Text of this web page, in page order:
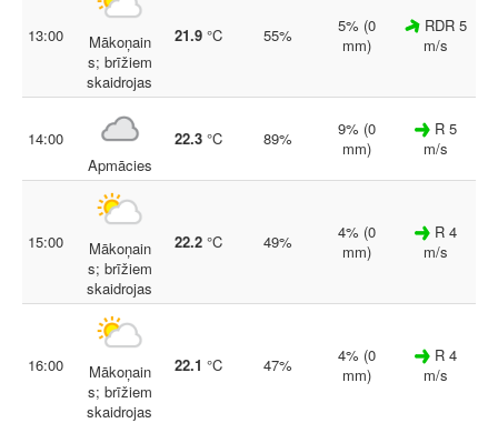
13:00
Mākoņain
s; brīžiem
skaidrojas
21.9 °C 55%
5% (0
mm)
RDR 5
m/s
14:00
Apmācies
22.3 °C 89%
9% (0
mm)
R 5
m/s
15:00
Mākoņain
s; brīžiem
skaidrojas
22.2 °C 49%
4% (0
mm)
R 4
m/s
16:00
Mākoņain
s; brīžiem
skaidrojas
22.1 °C 47%
4% (0
mm)
R 4
m/s